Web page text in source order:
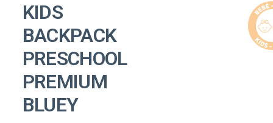
KIDS
BACKPACK
PRESCHOOL
PREMIUM
BLUEY